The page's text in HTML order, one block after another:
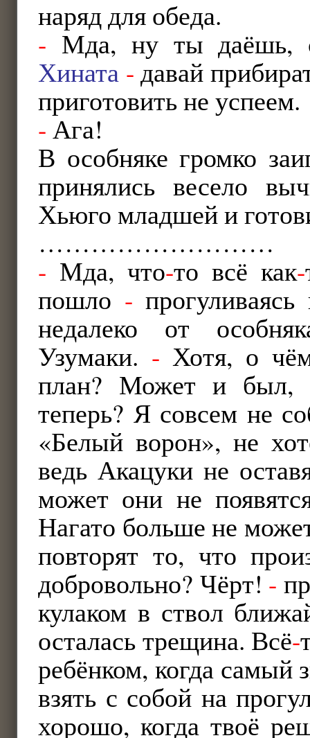
наряд для обеда.
- Мда, ну ты даёшь,
Хината -давай
приготовить не успеем.
-Ага!
В особняке громко
принялись весело
Хьюго младшей и
………………………
- Мда, что-то всё как-
пошло -
недалеко от
Узумаки. - Хотя, о
план? Может и
теперь? Я совсем не
«Белый ворон», не
ведь Акацуки не
может они не
Нагато больше не
повторят то, что
добровольно? Чёрт! -
кулаком в ствол
осталась трещина. Всё-
ребёнком, когда
взять с собой на
хорошо, когда твоё